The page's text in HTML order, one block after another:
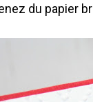
du papier